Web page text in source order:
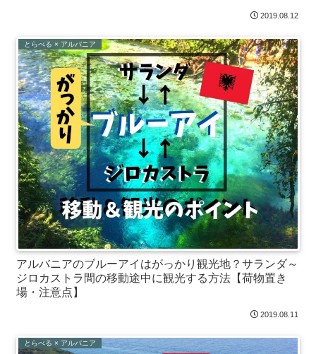
2019.08.12
とらべる × アルバニア
アルバニアのブルーアイはがっかり観光地？サランダ～
ジロカストラ間の移動途中に観光する方法【荷物置き
場・注意点】
2019.08.11
とらべる × アルバニア